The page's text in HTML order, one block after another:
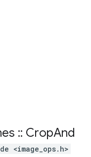
:: CropAnd
<image_ops.h>